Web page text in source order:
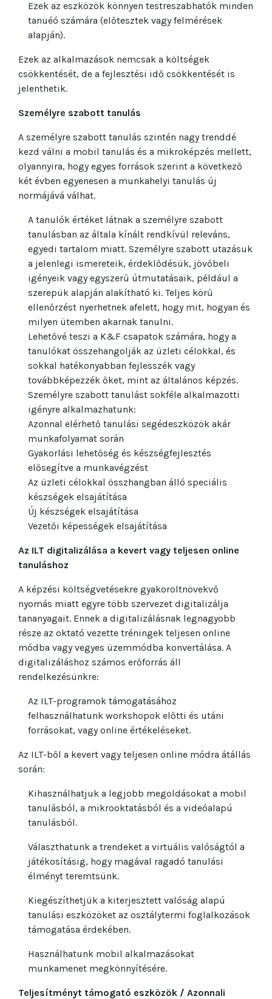
Ezek az eszközök könnyen testreszabhatók minden
tanuéó számára (előtesztek vagy felmérések
alapján).
Ezek az alkalmazások nemcsak a költségek
csökkentését, de a fejlesztési idő csökkentését is
jelenthetik.
Személyre szabott tanulás
A személyre szabott tanulás szintén nagy trenddé
kezd válni a mobil tanulás és a mikroképzés mellett,
olyannyira, hogy egyes források szerint a következő
két évben egyenesen a munkahelyi tanulás új
normájává válhat.
A tanulók értéket látnak a személyre szabott
tanulásban az általa kínált rendkívül releváns,
egyedi tartalom miatt. Személyre szabott utazásuk
a jelenlegi ismereteik, érdeklődésük, jövőbeli
igényeik vagy egyszerű útmutatásaik, például a
szerepük alapján alakítható ki. Teljes körű
ellenőrzést nyerhetnek afelett, hogy mit, hogyan és
milyen ütemben akarnak tanulni.
Lehetővé teszi a K&F csapatok számára, hogy a
tanulókat összehangolják az üzleti célokkal, és
sokkal hatékonyabban fejlesszék vagy
továbbképezzék őket, mint az általános képzés.
Személyre szabott tanulást sokféle alkalmazotti
igényre alkalmazhatunk:
Azonnal elérhető tanulási segédeszközök akár
munkafolyamat során
Gyakorlási lehetőség és készségfejlesztés
elősegítve a munkavégzést
Az üzleti célokkal összhangban álló speciális
készségek elsajátítása
Új készségek elsajátítása
Vezetői képességek elsajátítása
Az ILT digitalizálása a kevert vagy teljesen online
tanuláshoz
A képzési költségvetésekre gyakorolt ​​növekvő
nyomás miatt egyre több szervezet digitalizálja
tananyagait. Ennek a digitalizálásnak legnagyobb
része az oktató vezette tréningek teljesen online
módba vagy vegyes üzemmódba konvertálása. A
digitalizáláshoz számos erőforrás áll
rendelkezésünkre:
Az ILT-programok támogatásához
felhasználhatunk workshopok előtti és utáni
forrásokat, vagy online értékeléseket.
Az ILT-ből a kevert vagy teljesen online módra átállás
során:
Kihasználhatjuk a legjobb megoldásokat a mobil
tanulásból, a mikrooktatásból és a videóalapú
tanulásból.
Választhatunk a trendeket a virtuális valóságtól a
játékosításig, hogy magával ragadó tanulási
élményt teremtsünk.
Kiegészíthetjük a kiterjesztett valóság alapú
tanulási eszközöket az osztálytermi foglalkozások
támogatása érdekében.
Használhatunk mobil alkalmazásokat
munkamenet megkönnyítésére.
Teljesítményt támogató eszközök / Azonnali